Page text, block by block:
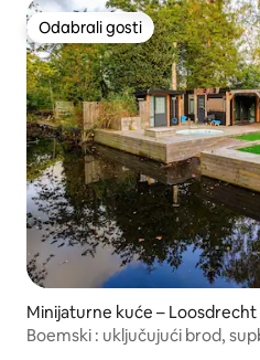
Odabrali gosti
Odabrali gosti
Minijaturne kuće – Loosdrecht
Boemski : uključujući brod,